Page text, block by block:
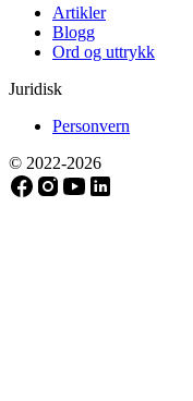
Artikler
Blogg
Ord og uttrykk
Juridisk
Personvern
© 2022-2026